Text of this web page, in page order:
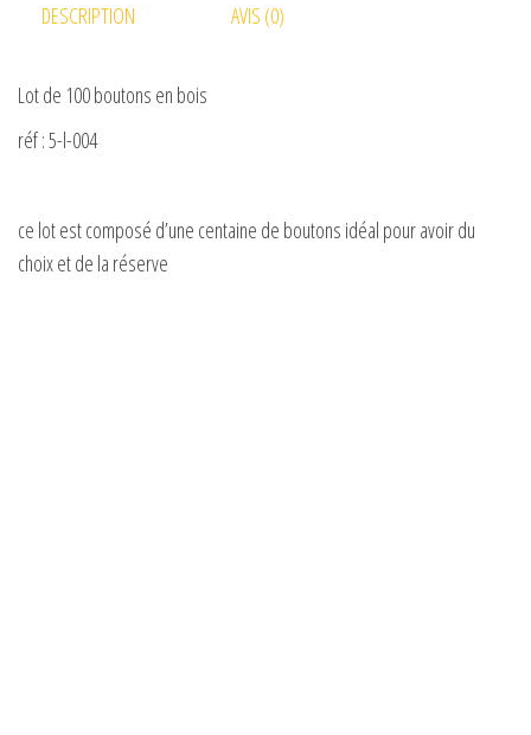
DESCRIPTION AVIS (0)
Lot de 100 boutons en bois
réf : 5-l-004
ce lot est composé d’une centaine de boutons idéal pour avoir du
choix et de la réserve